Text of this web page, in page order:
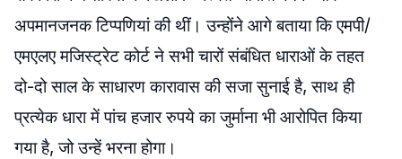
अपमानजनक टिप्पणियां की थीं। उन्होंने आगे बताया कि एमपी/
एमएलए मजिस्ट्रेट कोर्ट ने सभी चारों संबंधित धाराओं के तहत
दो-दो साल के साधारण कारावास की सजा सुनाई है, साथ ही
प्रत्येक धारा में पांच हजार रुपये का जुर्माना भी आरोपित किया
गया है, जो उन्हें भरना होगा।